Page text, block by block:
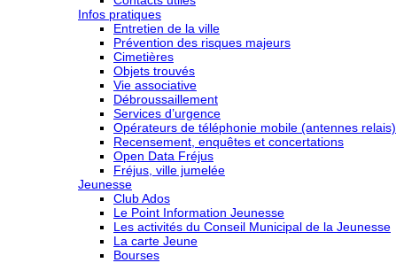
Infos pratiques
Entretien de la ville
Prévention des risques majeurs
Cimetières
Objets trouvés
Vie associative
Débroussaillement
Services d’urgence
Opérateurs de téléphonie mobile (antennes relais)
Recensement, enquêtes et concertations
Open Data Fréjus
Fréjus, ville jumelée
Jeunesse
Club Ados
Le Point Information Jeunesse
Les activités du Conseil Municipal de la Jeunesse
La carte Jeune
Bourses